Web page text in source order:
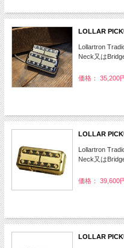
LOLLAR
Lollartron
Neck又は
価格： 35,200
LOLLAR
Lollartron
Neck又は
価格： 39,600
LOLLAR